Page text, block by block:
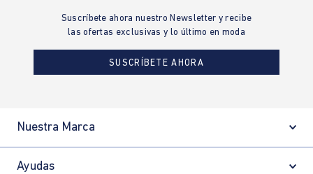
Suscríbete ahora nuestro Newsletter y recibe
las ofertas exclusivas y lo último en moda
SUSCRÍBETE AHORA
Nuestra Marca
Ayudas